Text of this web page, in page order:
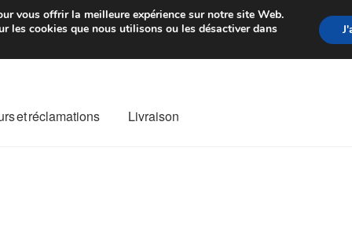
de 7 EUR Du lundi au
et réclamations Livraison
vous offrir la meilleure expérience sur notre site Web.
les cookies que nous utilisons ou les désactiver dans